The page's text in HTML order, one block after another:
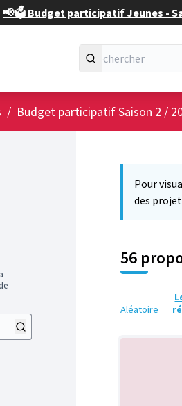
📢🗳️ Budget participatif Jeunes -
/ Budget participatif Saison 2 /
Pour
des
56
Aléatoire